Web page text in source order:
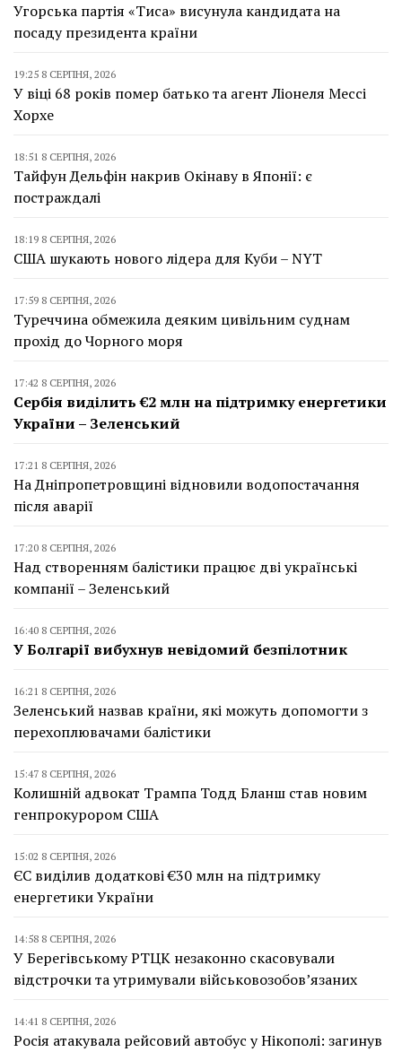
Угорська партія «Тиса» висунула кандидата на
посаду президента країни
19:25 8 СЕРПНЯ, 2026
У віці 68 років помер батько та агент Ліонеля Мессі
Хорхе
18:51 8 СЕРПНЯ, 2026
Тайфун Дельфін накрив Окінаву в Японії: є
постраждалі
18:19 8 СЕРПНЯ, 2026
США шукають нового лідера для Куби – NYT
17:59 8 СЕРПНЯ, 2026
Туреччина обмежила деяким цивільним суднам
прохід до Чорного моря
17:42 8 СЕРПНЯ, 2026
Сербія виділить €2 млн на підтримку енергетики
України – Зеленський
17:21 8 СЕРПНЯ, 2026
На Дніпропетровщині відновили водопостачання
після аварії
17:20 8 СЕРПНЯ, 2026
Над створенням балістики працює дві українські
компанії – Зеленський
16:40 8 СЕРПНЯ, 2026
У Болгарії вибухнув невідомий безпілотник
16:21 8 СЕРПНЯ, 2026
Зеленський назвав країни, які можуть допомогти з
перехоплювачами балістики
15:47 8 СЕРПНЯ, 2026
Колишній адвокат Трампа Тодд Бланш став новим
генпрокурором США
15:02 8 СЕРПНЯ, 2026
ЄС виділив додаткові €30 млн на підтримку
енергетики України
14:58 8 СЕРПНЯ, 2026
У Берегівському РТЦК незаконно скасовували
відстрочки та утримували військовозобов’язаних
14:41 8 СЕРПНЯ, 2026
Росія атакувала рейсовий автобус у Нікополі: загинув